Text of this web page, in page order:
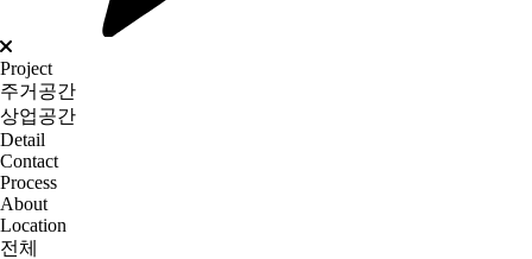
Project
주거공간
상업공간
Detail
Contact
Process
About
Location
전체